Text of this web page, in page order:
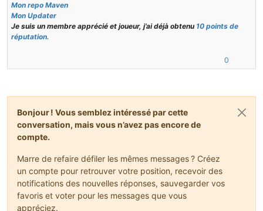
Mon repo Maven
Mon Updater
Je suis un membre apprécié et joueur, j’ai déjà obtenu 10 points de
réputation.
0
Bonjour ! Vous semblez intéressé par cette
conversation, mais vous n’avez pas encore de
compte.
Marre de refaire défiler les mêmes messages ? Créez
un compte pour retrouver votre position, recevoir des
notifications des nouvelles réponses, sauvegarder vos
favoris et voter pour les messages que vous
appréciez.